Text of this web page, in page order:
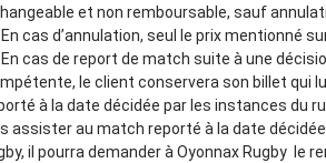
et non remboursable, sauf
cas d’annulation, seul le prix mentionné
cas de report de match suite à une
le client conservera son billet qui
à la date décidée par les instances du
assister au match reporté à la date
il pourra demander à Oyonnax Rugby le